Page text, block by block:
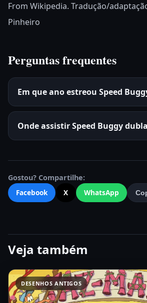
From Wikipedia. Tradução/
Pinheiro
Perguntas frequentes
Em que ano estreou Speed
Onde assistir Speed Buggy
Gostou? Compartilhe:
Facebook
X WhatsApp
Veja também
DESENHOS ANTIGOS